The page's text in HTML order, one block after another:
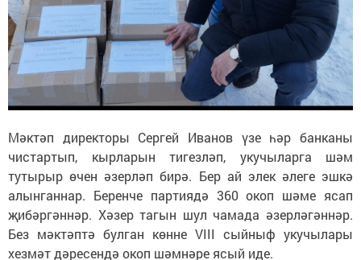
Мәктәп директоры Сергей Иванов үзе һәр банканы
чистартып, кырларын тигезләп, укучыларга шәм
тутырыр өчен әзерләп бирә. Бер ай элек әлеге эшкә
алынганнар. Беренче партиядә 360 окоп шәме ясап
җибәргәннәр. Хәзер тагын шул чамада әзерләгәннәр.
Без мәктәптә булган көнне VIII сыйныф укучылары
хезмәт дәресендә окоп шәмнәре ясый иде.